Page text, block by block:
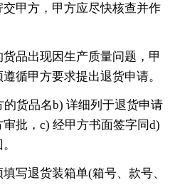
甲方，甲方应尽快核查并作
品出现因生产质量问题，甲
循甲方要求提出退货申请。
的货品名b) 详细列于退货申请
批，c) 经甲方书面签字同d)
写退货装箱单(箱号、款号、